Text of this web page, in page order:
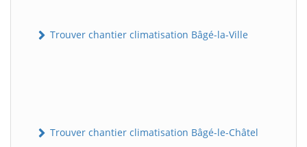
Trouver chantier climatisation Bâgé-la-Ville
Trouver chantier climatisation Bâgé-le-Châtel